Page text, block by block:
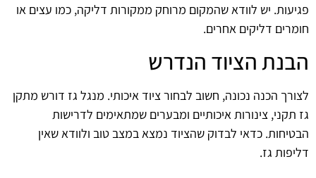
פגיעות. יש לוודא שהמקום מרוחק ממקורות דליקה, כמו עצים או
חומרים דליקים אחרים.
הבנת הציוד הנדרש
לצורך הכנה נכונה, חשוב לבחור ציוד איכותי. מנגל גז דורש מתקן
גז תקני, צינורות איכותיים ומבערים שמתאימים לדרישות
הבטיחות. כדאי לבדוק שהציוד נמצא במצב טוב ולוודא שאין
דליפות גז.